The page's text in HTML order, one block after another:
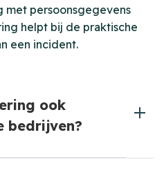
persoonsgegevens
helpt bij de praktische
een incident.
ook
bedrijven?